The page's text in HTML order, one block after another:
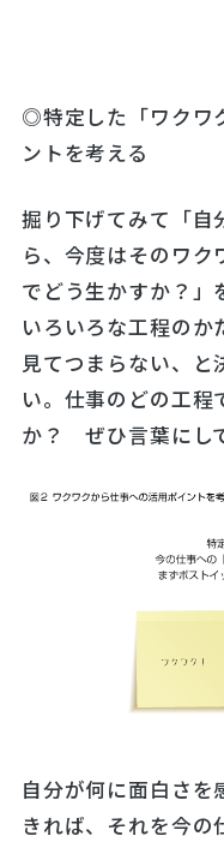
◎特定した「ワクワ
ントを考える
掘り下げてみて「自
ら、今度はそのワク
でどう生かすか？」
いろいろな工程のか
見てつまらない、と
い。仕事のどの工程
か？ ぜひ言葉にし
自分が何に面白さを
きれば、それを今の